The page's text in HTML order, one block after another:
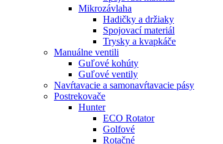
Mikrozávlaha
Hadičky a držiaky
Spojovací materiál
Trysky a kvapkáče
Manuálne ventili
Guľové kohúty
Guľové ventily
Navŕtavacie a samonavŕtavacie pásy
Postrekovače
Hunter
ECO Rotator
Golfové
Rotačné